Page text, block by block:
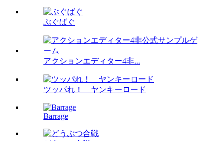
ぶぐばぐ
アクションエディター4非...
ツッパれ！ ヤンキーロード
Barrage